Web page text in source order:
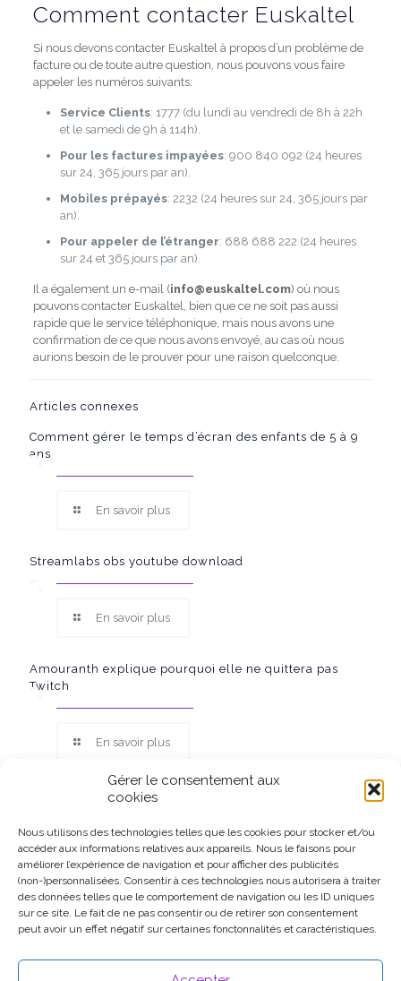
Gérer le consentement aux
cookies
Nous utilisons des technologies telles que les cookies pour stocker et/ou
accéder aux informations relatives aux appareils. Nous le faisons pour
améliorer l’expérience de navigation et pour afficher des publicités
(non-)personnalisées. Consentir à ces technologies nous autorisera à traiter
des données telles que le comportement de navigation ou les ID uniques
sur ce site. Le fait de ne pas consentir ou de retirer son consentement
peut avoir un effet négatif sur certaines fonctonnalités et caractéristiques.
Comment contacter Euskaltel
Si nous devons contacter Euskaltel à propos d’un problème de
facture ou de toute autre question, nous pouvons vous faire
appeler les numéros suivants:
Service Clients: 1777 (du lundi au vendredi de 8h à 22h
et le samedi de 9h à 114h).
Pour les factures impayées: 900 840 092 (24 heures
sur 24, 365 jours par an).
Mobiles prépayés: 2232 (24 heures sur 24, 365 jours par
an).
Pour appeler de l’étranger: 688 688 222 (24 heures
sur 24 et 365 jours par an).
Il a également un e-mail (info@euskaltel.com) où nous
pouvons contacter Euskaltel, bien que ce ne soit pas aussi
rapide que le service téléphonique, mais nous avons une
confirmation de ce que nous avons envoyé, au cas où nous
aurions besoin de le prouver pour une raison quelconque.
Articles connexes
Comment gérer le temps d’écran des enfants de 5 à 9
ans
En savoir plus
Streamlabs obs youtube download
En savoir plus
Amouranth explique pourquoi elle ne quittera pas
Twitch
En savoir plus
Ce site participe au Programme Partenaires d’Amazon EU, un
programme d’affiliation conçu pour permettre à des sites de
percevoir une rémunération grâce à la création de liens vers
Amazon.fr.